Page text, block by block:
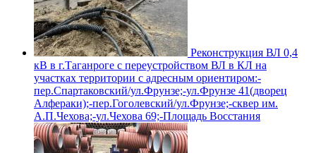
Реконструкция ВЛ 0,4
кВ в г.Таганроге с переустройством ВЛ в КЛ на
участках территории с адресным ориентиром:-
пер.Спартаковский/ул.Фрунзе;-ул.Фрунзе 41(дворец
Алфераки);-пер.Гоголевский/ул.Фрунзе;-сквер им.
А.П.Чехова;-ул.Чехова 69;-Площадь Восстания